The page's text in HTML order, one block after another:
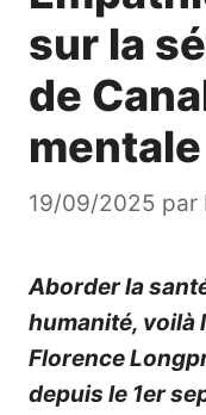
sur la
de
mentale
19/09/2025 par
Aborder la
humanité, voilà
Florence
depuis le 1er